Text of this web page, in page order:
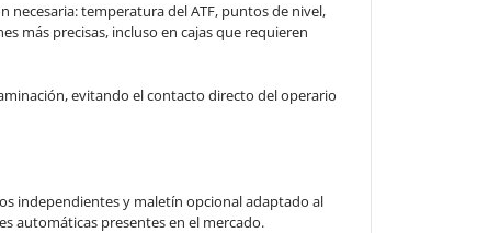
temperatura del ATF, puntos de nivel,
más precisas, incluso en cajas que requieren
evitando el contacto directo del operario
independientes y maletín opcional adaptado al
automáticas presentes en el mercado.